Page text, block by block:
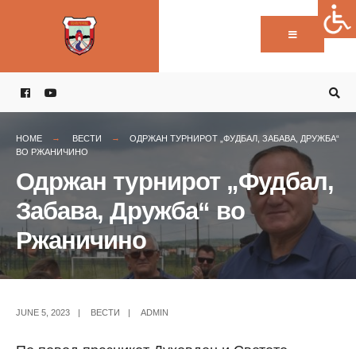
HOME ВЕСТИ
ОДРЖАН ТУРНИРОТ „ФУДБАЛ, ЗАБАВА, ДРУЖБА“
ВО РЖАНИЧИНО
Одржан турнирот „Фудбал,
Забава, Дружба“ во
Ржаничино
JUNE 5, 2023 ВЕСТИ ADMIN